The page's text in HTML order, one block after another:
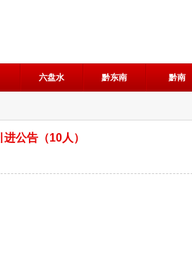
六盘水 黔东南 黔南
公告（10人）